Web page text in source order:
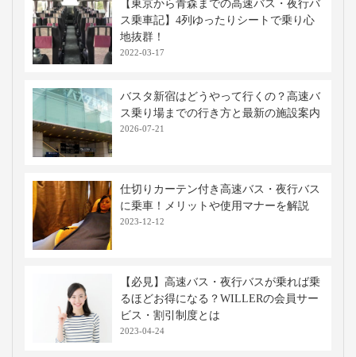
【東京から青森までの高速バス・夜行バ
ス乗車記】4列ゆったりシートで乗り心
地抜群！
2022-03-17
バスタ新宿はどうやって行くの？高速バ
ス乗り場までの行き方と最新の施設案内
2026-07-21
仕切りカーテン付き高速バス・夜行バス
に乗車！メリットや使用マナーを解説
2023-12-12
【必見】高速バス・夜行バスが乗れば乗
るほどお得になる？WILLERの会員サー
ビス・割引制度とは
2023-04-24